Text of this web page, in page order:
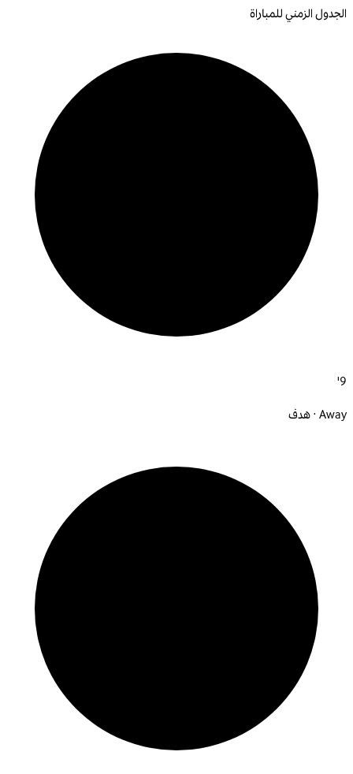
الجدول الزمني للمباراة
9'
Away · هدف